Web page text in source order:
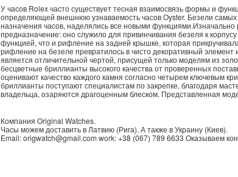
У часов Rolex часто существует тесная взаимосвязь формы и
определяющей внешнюю узнаваемость часов Oyster. Безели
назначения часов, наделялись все новыми
предназначение: оно служило для привинчивания безеля к
функцией, что и рифление на задней крышке, которая
рифление на безеле превратилось в чисто декоративный
является отличительной чертой, присущей только моделям из
бесцветные бриллианты высокого качества от проверенных
оценивают качество каждого камня согласно четырем ключевым
бриллианты поступают специалистам по закрепке, благодаря
владельца, озаряются драгоценным блеском. Представленная
Компания Original Watches.
Часы можем доставить в Латвию (Рига). А также вУкраину (Киев).
Email:origwatch@gmail.com work:+38 (067) 789 6633 Оказываем